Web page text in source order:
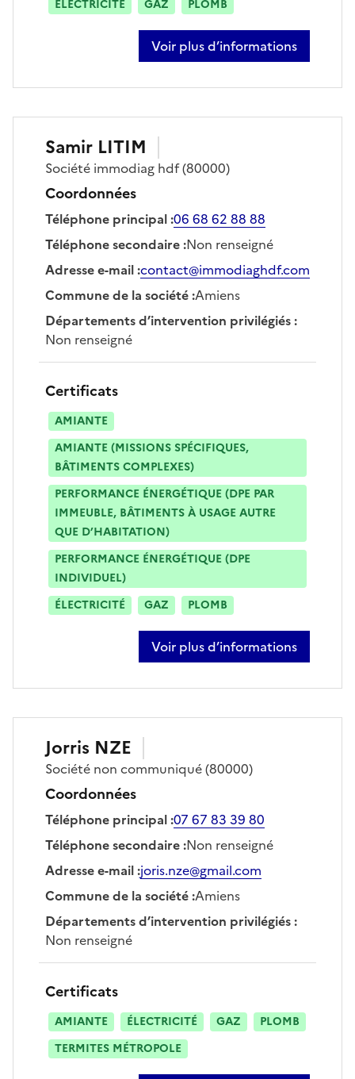
ÉLECTRICITÉ GAZ PLOMB
Voir plus d’informations
sur hadel khelifi
Samir LITIM
Société immodiag hdf(80000)
Coordonnées
Téléphone principal:06 68 62 88 88
Téléphone secondaire:Non renseigné
Adresse e-mail:contact@immodiaghdf.com
Commune de la société:Amiens
Départements d’intervention privilégiés:
Non renseigné
Certificats
AMIANTE
AMIANTE (MISSIONS SPÉCIFIQUES,
BÂTIMENTS COMPLEXES)
PERFORMANCE ÉNERGÉTIQUE (DPE PAR
IMMEUBLE, BÂTIMENTS À USAGE AUTRE
QUE D’HABITATION)
PERFORMANCE ÉNERGÉTIQUE (DPE
INDIVIDUEL)
ÉLECTRICITÉ
GAZ PLOMB
Voir plus d’informations
sur samir litim
Jorris NZE
Société non communiqué(80000)
Coordonnées
Téléphone principal:07 67 83 39 80
Téléphone secondaire:Non renseigné
Adresse e-mail:joris.nze@gmail.com
Commune de la société:Amiens
Départements d’intervention privilégiés:
Non renseigné
Certificats
AMIANTE ÉLECTRICITÉ GAZ
PLOMB
TERMITES MÉTROPOLE